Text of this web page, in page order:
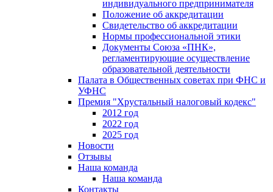
индивидуального предпринимателя
Положение об аккредитации
Свидетельство об аккредитации
Нормы профессиональной этики
Документы Союза «ПНК»,
регламентирующие осуществление
образовательной деятельности
Палата в Общественных советах при ФНС и
УФНС
Премия "Хрустальный налоговый кодекс"
2012 год
2022 год
2025 год
Новости
Отзывы
Наша команда
Наша команда
Контакты